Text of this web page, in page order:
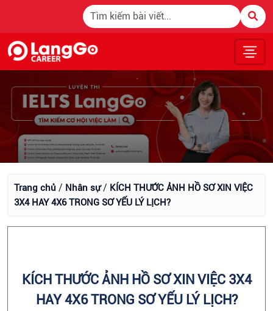
Trang chủ / Nhân sự/ KÍCH THƯỚC ẢNH HỒ SƠ XIN VIỆC
3X4 HAY 4X6 TRONG SƠ YẾU LÝ LỊCH?
KÍCH THƯỚC ẢNH HỒ SƠ XIN VIỆC 3X4
HAY 4X6 TRONG SƠ YẾU LÝ LỊCH?